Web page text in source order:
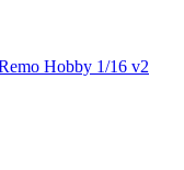
Hobby 1/16 v2